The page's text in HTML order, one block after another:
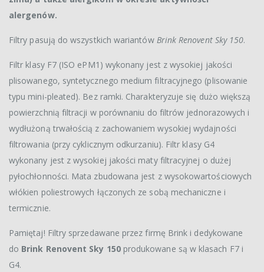
alergenów.
Filtry pasują do wszystkich wariantów Brink Renovent Sky 150.
Filtr klasy F7 (ISO ePM1) wykonany jest z wysokiej jakości
plisowanego, syntetycznego medium filtracyjnego (plisowanie
typu mini-pleated). Bez ramki. Charakteryzuje się dużo większą
powierzchnią filtracji w porównaniu do filtrów jednorazowych i
wydłużoną trwałością z zachowaniem wysokiej wydajności
filtrowania (przy cyklicznym odkurzaniu). Filtr klasy G4
wykonany jest z wysokiej jakości maty filtracyjnej o dużej
pyłochłonności. Mata zbudowana jest z wysokowartościowych
włókien poliestrowych łączonych ze sobą mechaniczne i
termicznie.
Pamiętaj! Filtry sprzedawane przez firmę Brink i dedykowane
do Brink Renovent Sky 150produkowane są w klasach F7 i
G4.